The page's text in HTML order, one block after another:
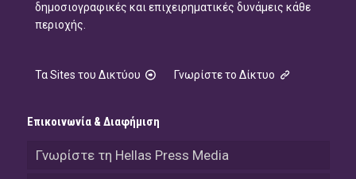
δημοσιογραφικές και επιχειρηματικές δυνάμεις κάθε
περιοχής.
Τα Sites του Δικτύου Γνωρίστε το Δίκτυο
Επικοινωνία & Διαφήμιση
Γνωρίστε τη Hellas Press Media